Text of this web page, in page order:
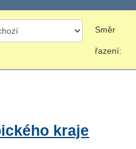
Směr
řazení:
kraje